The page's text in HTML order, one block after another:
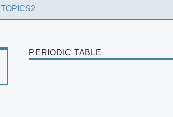
TOPICS2
PERIODIC TABLE